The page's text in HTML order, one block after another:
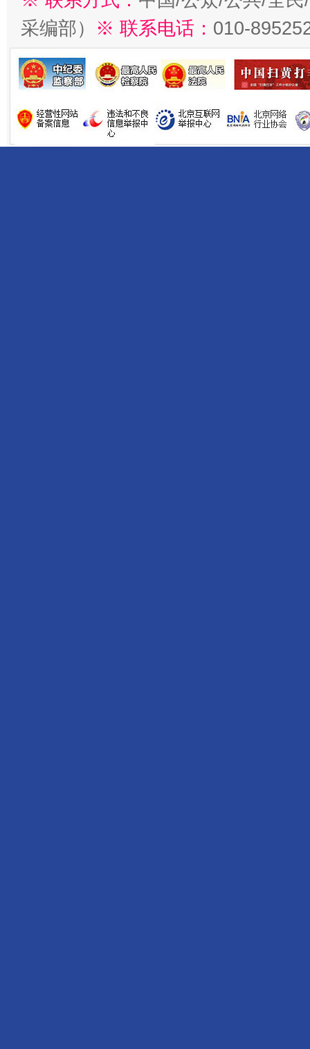
采编部） ※ 联系电话： 010-